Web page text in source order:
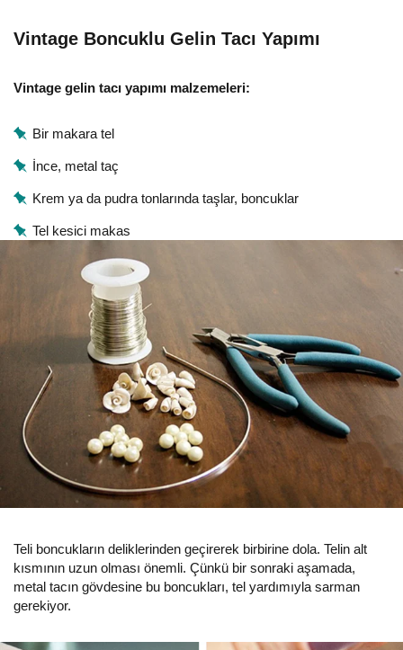
Vintage Boncuklu Gelin Tacı Yapımı
Vintage gelin tacı yapımı malzemeleri:
Bir makara tel
İnce, metal taç
Krem ya da pudra tonlarında taşlar, boncuklar
Tel kesici makas
Teli boncukların deliklerinden geçirerek birbirine dola. Telin alt
kısmının uzun olması önemli. Çünkü bir sonraki aşamada,
metal tacın gövdesine bu boncukları, tel yardımıyla sarman
gerekiyor.